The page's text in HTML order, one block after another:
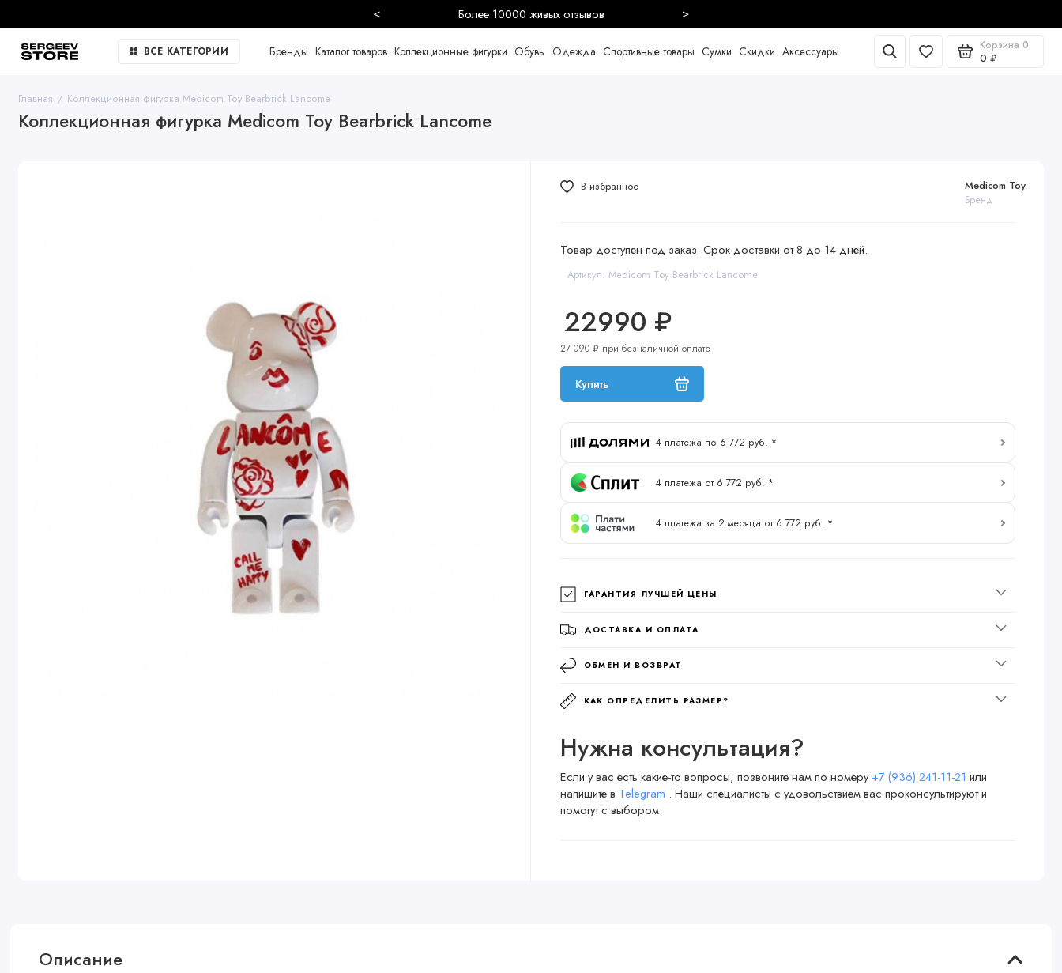
Более 10000 живых отзывов
< >
ВСЕ КАТЕГОРИИ Бренды Каталог товаров Коллекционные фигурки Обувь Одежда Спортивные товары Сумки Скидки Аксессуары Корзина 0
0 ₽
Главная Коллекционная фигурка Medicom Toy Bearbrick Lancome
Коллекционная фигурка Medicom Toy Bearbrick Lancome
Товар доступен под заказ. Срок доставки от 8 до 14 дней.
Артикул: Medicom Toy Bearbrick Lancome
Medicom Toy
Бренд
22990 ₽
27 090 ₽ при безналичной оплате
Купить
4 платежа по 6 772 руб. *
4 платежа от 6 772 руб. *
4 платежа за 2 месяца от 6 772 руб. *
В избранное
ГАРАНТИЯ ЛУЧШЕЙ ЦЕНЫ
ДОСТАВКА И ОПЛАТА
ОБМЕН И ВОЗВРАТ
КАК ОПРЕДЕЛИТЬ РАЗМЕР?
Нужна консультация?
Если у вас есть какие-то вопросы, позвоните нам по номеру+7 (936) 241-11-21 или
напишите в Telegram . Наши специалисты с удовольствием вас проконсультируют и
помогут с выбором.
Описание